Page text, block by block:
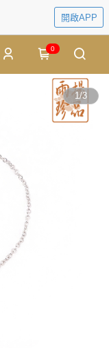
開啟APP
0
1/3